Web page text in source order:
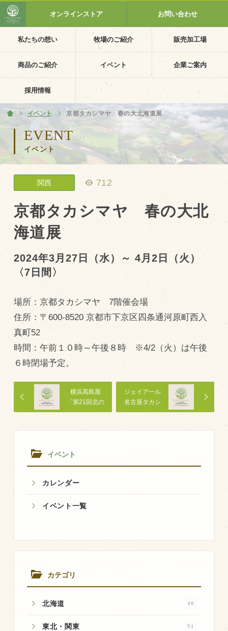
私たちの想い 牧場のご紹介 販売加工場
商品のご紹介 イベント 企業ご案内
採用情報
オンラインストア お問い合わせ
EVENT
イベント
イベント
カレンダー
イベント一覧
カテゴリ
北海道 46
東北・関東 51
関西 712
京都タカシマヤ 春の大北
海道展
2024年3月27日（水）～ 4月2日（火）
〈7日間〉
場所：京都タカシマヤ 7階催会場
住所：〒600-8520 京都市下京区四条通河原町西入
真町52
時間：午前１０時～午後８時 ※4/2（火）は午後
６時閉場予定。
ジェイア一ル
名古屋タカシ
マヤ 第18
海道展
横浜髙島屋
「第21回北の
味便り 大北
ホーム
イベント 京都タカシマヤ 春の大北海道展
ホーム
私たちの想い
PV動画
イベントカレンダー
イベント一覧
採用情報
企業ご案内
会社概要・沿革
アクセス
トピックス（新着順）
お知らせ
お客様の声
オリジナル投稿レシピ
採用情報
blog
牧場の仕事
その他
牧場の仕事
食肉加工場を新設
業務管理体制
品質管理体制
最新の設備